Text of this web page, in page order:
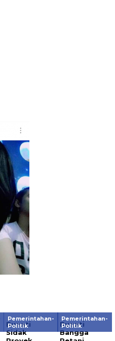
Pemerintahan-
Politik
Bupati
Sidak
Pemerintahan-
Politik
Bupati
Bangga